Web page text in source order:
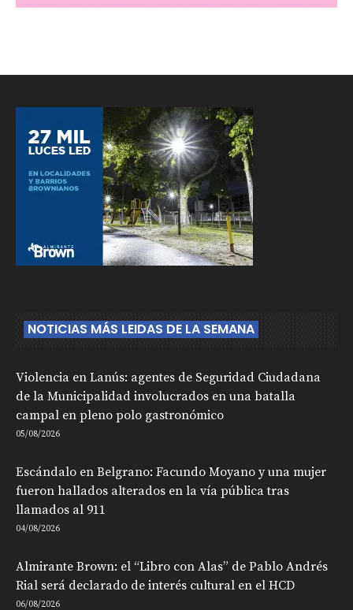
NOTICIAS MÁS LEIDAS DE LA SEMANA
Violencia en Lanús: agentes de Seguridad Ciudadana
de la Municipalidad involucrados en una batalla
campal en pleno polo gastronómico
05/08/2026
Escándalo en Belgrano: Facundo Moyano y una mujer
fueron hallados alterados en la vía pública tras
llamados al 911
04/08/2026
Almirante Brown: el “Libro con Alas” de Pablo Andrés
Rial será declarado de interés cultural en el HCD
06/08/2026